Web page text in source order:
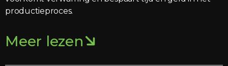
productieproces.
Meer lezen